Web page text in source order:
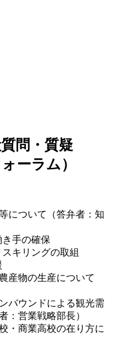
問・質疑
ーラム）
について（答弁者：知
手の確保
キリングの取組
産物の生産について
バウンドによる観光需
：営業戦略部長）
・商業高校の在り方に